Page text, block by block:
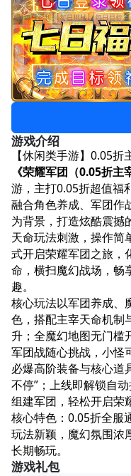
游戏介绍
【休闲类手游】0.05
《荣耀军团（0.05折主
游，主打0.05折超值福
融合角色养成、军团作
为背景，打造炫酷震撼
天命玩法刺激，操作简
式开启荣耀军团之旅，
命，横扫魔幻战场，畅
趣。
核心玩法以军团养成、
色，搭配主宰天命机制
升；全魔幻地图无门槛
军团战随心挑战，小怪
必爆高阶装备与核心道
不停”；上线即解锁自
组建军团，轻松开启荣
核心特色：0.05折全服
玩法新颖，魔幻氛围浓
长期畅玩。
游戏礼包